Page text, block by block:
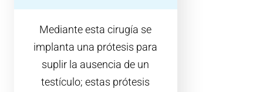
Mediante esta cirugía se
implanta una prótesis para
suplir la ausencia de un
testículo; estas prótesis